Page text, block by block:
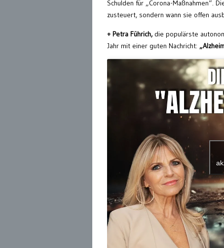
Schulden für „Corona-Maßnahmen“.
zusteuert, sondern wann sie offen
+ Petra Führich,die populärste
Jahr mit einer guten Nachricht: